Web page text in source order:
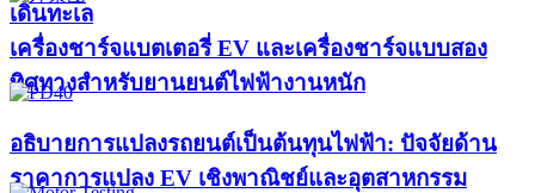
เดินทะเล
เครื่องชาร์จแบตเตอรี่ EV และเครื่องชาร์จแบบสอง
ทิศทางสำหรับยานยนต์ไฟฟ้างานหนัก
อธิบายการแปลงรถยนต์เป็นต้นทุนไฟฟ้า: ปัจจัยด้าน
ราคาการแปลง EV เชิงพาณิชย์และอุตสาหกรรม